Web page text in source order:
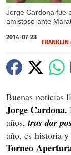
Jorge Cardona fue
amistoso ante
2014-07-23
FRANKLIN
Buenas noticias
Jorge Cardona.
años,tras dar
año, es historia y
Torneo